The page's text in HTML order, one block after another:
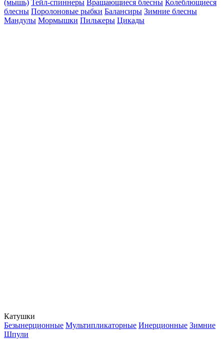
(мышь) Тейл-спиннеры Вращающиеся блесны Колеблющиеся
блесны Поролоновые рыбки Балансиры Зимние блесны
Мандулы Мормышки Пилькеры Цикады
Катушки
Безынерционные Мультипликаторные Инерционные Зимние
Шпули